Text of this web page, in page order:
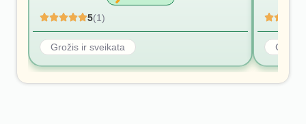
5(1)
Grožis ir sveikata Grožis